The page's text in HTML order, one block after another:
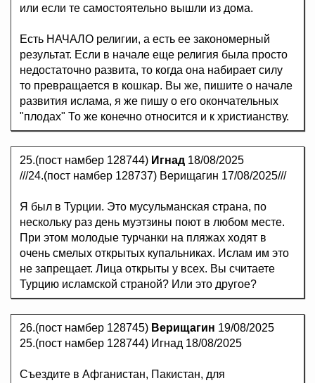
или если те самостоятельно вышли из дома.
Есть НАЧАЛО религии, а есть ее закономерный
результат. Если в начале еще религия была просто
недостаточно развита, то когда она набирает силу
то превращается в кошкар. Вы же, пишите о начале
развития ислама, я же пишу о его окончательных
"плодах" То же конечно относится и к христианству.
25.(пост намбер 128744) Игнад 18/08/2025
///24.(пост намбер 128737) Верищагин 17/08/2025///
Я был в Турции. Это мусульманская страна, по
нескольку раз день муэтзины поют в любом месте.
При этом молодые турчанки на пляжах ходят в
очень смелых открытых купальниках. Ислам им это
не запрещает. Лица открыты у всех. Вы считаете
Турцию исламской страной? Или это другое?
26.(пост намбер 128745) Верищагин 19/08/2025
25.(пост намбер 128744) Игнад 18/08/2025
Съездите в Афганистан, Пакистан, для